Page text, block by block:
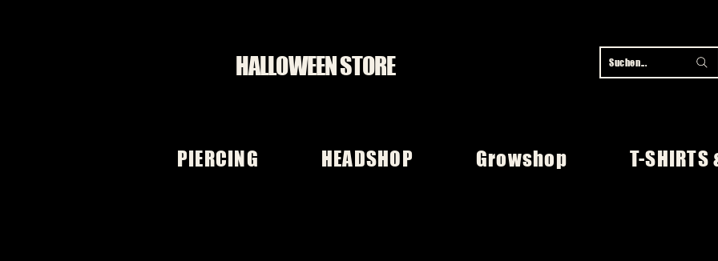
HALLOWEEN STORE Suchen...
PIERCING HEADSHOP Growshop T-SHIRTS